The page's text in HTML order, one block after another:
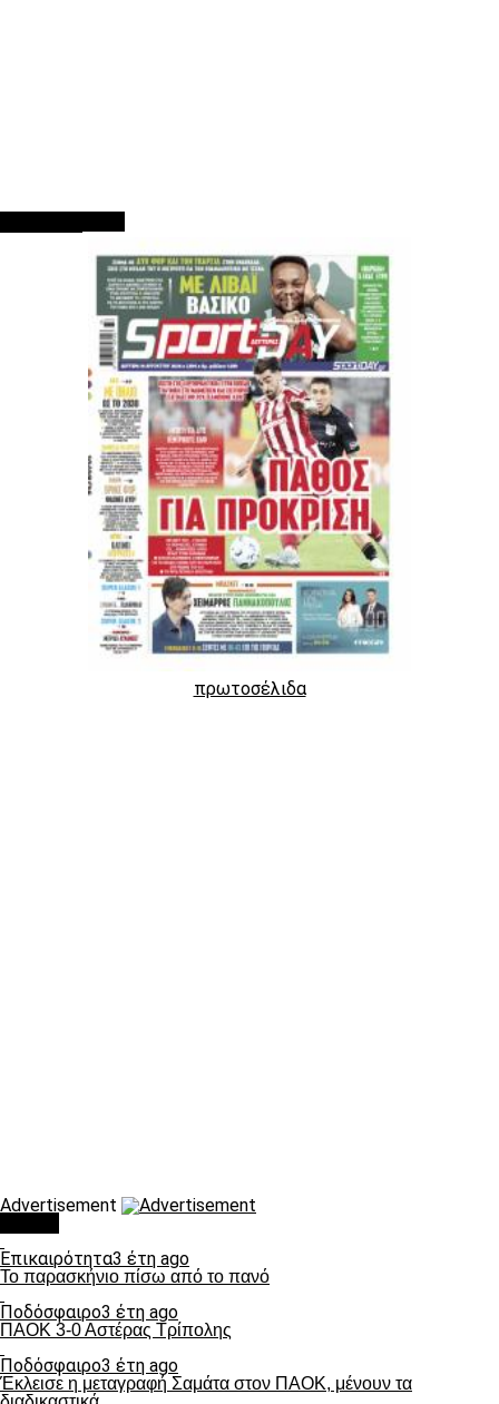
πρωτοσέλιδα
Advertisement
Επικαιρότητα3 έτη ago
Το παρασκήνιο πίσω από το πανό
Ποδόσφαιρο3 έτη ago
ΠΑΟΚ 3-0 Αστέρας Τρίπολης
Ποδόσφαιρο3 έτη ago
Έκλεισε η μεταγραφή Σαμάτα στον ΠΑΟΚ, μένουν τα